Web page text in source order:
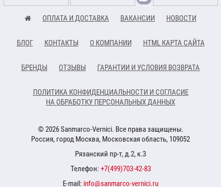
ОПЛАТА И ДОСТАВКА ВАКАНСИИ НОВОСТИ
БЛОГ КОНТАКТЫ О КОМПАНИИ HTML КАРТА САЙТА
БРЕНДЫ ОТЗЫВЫ ГАРАНТИИ И УСЛОВИЯ ВОЗВРАТА
ПОЛИТИКА КОНФИДЕНЦИАЛЬНОСТИ И СОГЛАСИЕ
НА ОБРАБОТКУ ПЕРСОНАЛЬНЫХ ДАННЫХ
© 2026 Sanmarco-Vernici. Все права защищены.
Россия, город Москва, Московская область, 109052
Рязанский пр-т, д.2, к.3
Телефон: +7(499)703-42-83
E-mail: info@sanmarco-vernici.ru